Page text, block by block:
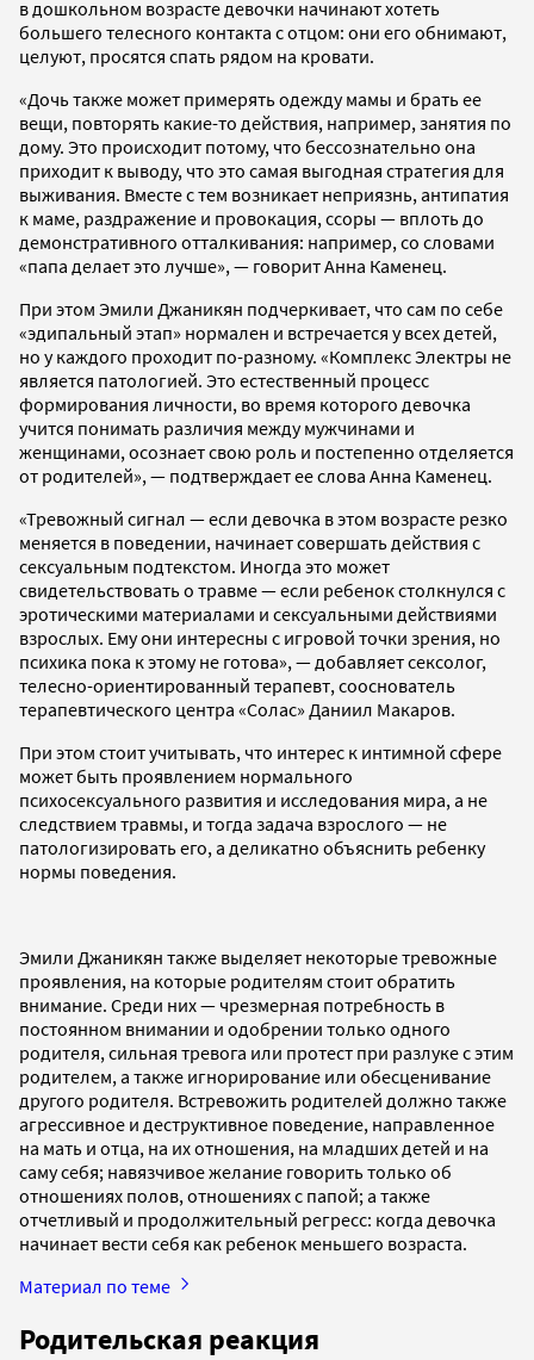
в дошкольном возрасте девочки начинают хотеть
большего телесного контакта с отцом: они его обнимают,
целуют, просятся спать рядом на кровати.
«Дочь также может примерять одежду мамы и брать ее
вещи, повторять какие-то действия, например, занятия по
дому. Это происходит потому, что бессознательно она
приходит к выводу, что это самая выгодная стратегия для
выживания. Вместе с тем возникает неприязнь, антипатия
к маме, раздражение и провокация, ссоры — вплоть до
демонстративного отталкивания: например, со словами
«папа делает это лучше», — говорит Анна Каменец.
При этом Эмили Джаникян подчеркивает, что сам по себе
«эдипальный этап» нормален и встречается у всех детей,
но у каждого проходит по-разному. «Комплекс Электры не
является патологией. Это естественный процесс
формирования личности, во время которого девочка
учится понимать различия между мужчинами и
женщинами, осознает свою роль и постепенно отделяется
от родителей», — подтверждает ее слова Анна Каменец.
«Тревожный сигнал — если девочка в этом возрасте резко
меняется в поведении, начинает совершать действия с
сексуальным подтекстом. Иногда это может
свидетельствовать о травме — если ребенок столкнулся с
эротическими материалами и сексуальными действиями
взрослых. Ему они интересны с игровой точки зрения, но
психика пока к этому не готова», — добавляет сексолог,
телесно-ориентированный терапевт, сооснователь
терапевтического центра «Солас» Даниил Макаров.
При этом стоит учитывать, что интерес к интимной сфере
может быть проявлением нормального
психосексуального развития и исследования мира, а не
следствием травмы, и тогда задача взрослого — не
патологизировать его, а деликатно объяснить ребенку
нормы поведения.
Эмили Джаникян также выделяет некоторые тревожные
проявления, на которые родителям стоит обратить
внимание. Среди них — чрезмерная потребность в
постоянном внимании и одобрении только одного
родителя, сильная тревога или протест при разлуке с этим
родителем, а также игнорирование или обесценивание
другого родителя. Встревожить родителей должно также
агрессивное и деструктивное поведение, направленное
на мать и отца, на их отношения, на младших детей и на
саму себя; навязчивое желание говорить только об
отношениях полов, отношениях с папой; а также
отчетливый и продолжительный регресс: когда девочка
начинает вести себя как ребенок меньшего возраста.
Материал по теме
Родительская реакция